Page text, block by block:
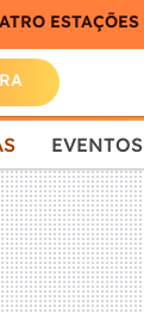
ESTAÇÕES
EVENTOS